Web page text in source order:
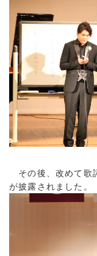
その後、改めて歌
が披露されました。